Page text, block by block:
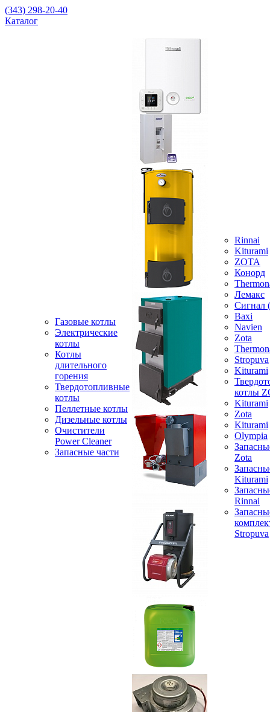
(343) 298-20-40
Каталог
Газовые котлы
Электрические
котлы
Котлы
длительного
горения
Твердотопливные
котлы
Пеллетные котлы
Дизельные котлы
Очистители
Power Cleaner
Запасные части
Rinnai
Kiturami
ZOTA
Конорд
Лемакс
Baxi
Navien
Zota
Stropuva
Kiturami
котлы
Kiturami
Zota
Kiturami
Olympia
Zota
Kiturami
Rinnai
Stropuva